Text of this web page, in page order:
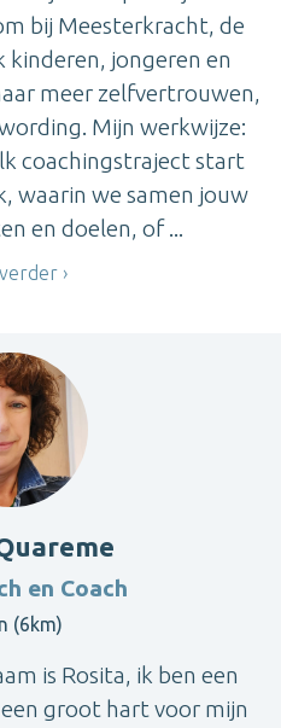
bij Meesterkracht, de
jongeren en
meer zelfvertrouwen,
Mijn werkwijze:
coachingstraject start
waarin we samen jouw
en doelen, of ...
en Coach
(6km)
is Rosita, ik ben een
groot hart voor mijn